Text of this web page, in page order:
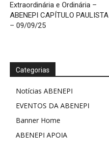
Extraordinária e Ordinária –
ABENEPI CAPÍTULO PAULISTA
– 09/09/25
Categorias
Notícias ABENEPI
EVENTOS DA ABENEPI
Banner Home
ABENEPI APOIA